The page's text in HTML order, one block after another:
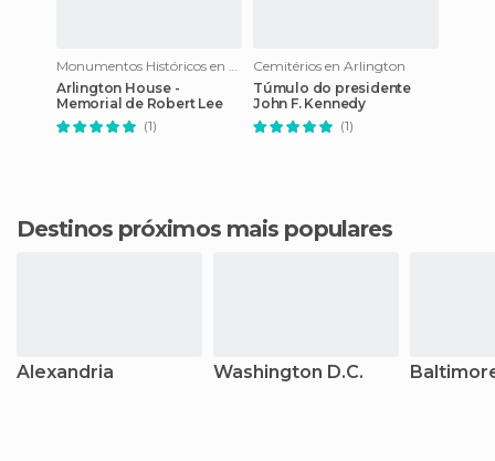
Monumentos Históricos en Arlington
Arlington House -
Memorial de Robert Lee
(1)
Cemitérios en Arlington
Túmulo do presidente
John F. Kennedy
(1)
Destinos próximos mais populares
Alexandria Washington D.C.